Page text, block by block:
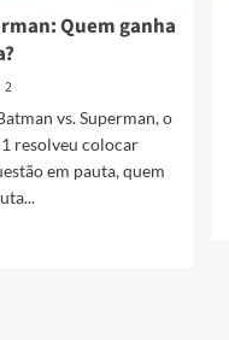
Quem ganha
2
vs. Superman, o
resolveu colocar
em pauta, quem